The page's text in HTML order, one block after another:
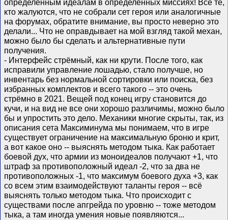
определённым идеалам в определённых миссиях! Все те,
кто жалуются, что не собрали сет героя или аналогичные
на форумах, обратите внимание, вы просто неверно это
делали... Что не оправдывает на мой взгляд такой механ,
можно было бы сделать и альтернативные пути
получения.
- Интерфейс стрёмный, как ни крути. После того, как
исправили управление лошадью, стало получше, но
инвентарь без нормальной сортировки или поиска, без
избранных комплектов и всего такого -- это очень
стрёмно в 2021. Вещей под конец игру становится до
кучи, и на вид не все они хорошо различимы, можно было
бы и упростить это дело. Механики многие скрыты, так, из
описания сета Максиминума мы понимаем, что в игре
существует ограничение на максимальную броню и крит,
а вот какое оно -- выяснять методом тыка. Как работает
боевой дух, что армии из моноидеалов получают +1, что
штраф за противоположный идеал -2, что за два не
противоположных -1, что максимум боевого духа +3, как
со всем этим взаимодействуют таланты героя -- всё
выяснять только методом тыка. Что происходит с
существами после апгрейда по уровню -- тоже методом
тыка, а там иногда умения новые появляются...